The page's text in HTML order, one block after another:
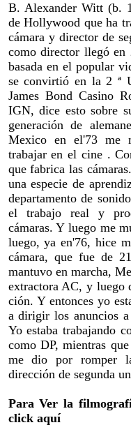
B. Alexander Witt (b.
de Hollywood que ha
cámara y director de
como director llegó en
basada en el popular
se convirtió en la 2 ª
James Bond Casino
IGN, dice esto sobre
generación de
Mexico en el'73 me
trabajar en el cine .
que fabrica las
una especie de
departamento de
el trabajo real y
cámaras. Y luego me
luego, ya en'76, hice
cámara, que fue de
mantuvo en marcha,
extractora AC, y luego
ción. Y entonces yo
a dirigir los anuncios
Yo estaba trabajando
como DP, mientras
me dio por romper
dirección de segunda
Para Ver la
click aquí